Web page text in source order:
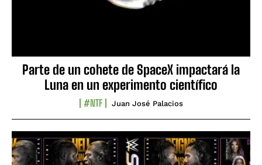
Parte de un cohete de SpaceX impactará la
Luna en un experimento científico
#NTF Juan José Palacios